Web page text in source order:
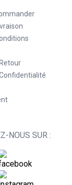
NOUS SUR :